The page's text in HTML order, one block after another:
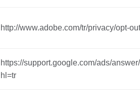
http://www.adobe.com/tr/privacy/opt-
https://support.google.com/ads/
hl=tr